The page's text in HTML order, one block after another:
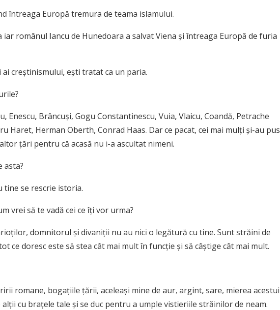
întreaga Europă tremura de teama islamului.
iar românul Iancu de Hunedoara a salvat Viena și întreaga Europă de furia
creștinismului, ești tratat ca un paria.
Enescu, Brâncuși, Gogu Constantinescu, Vuia, Vlaicu, Coandă, Petrache
Haret, Herman Oberth, Conrad Haas. Dar ce pacat, cei mai mulți și-au pus
țări pentru că acasă nu i-a ascultat nimeni.
asta?
se rescrie istoria.
vrei să te vadă cei ce îți vor urma?
domnitorul și divaniții nu au nici o legătură cu tine. Sunt străini de
ce doresc este să stea cât mai mult în funcție și să câștige cât mai mult.
romane, bogațiile țării, aceleași mine de aur, argint, sare, mierea acestui
cu brațele tale și se duc pentru a umple vistieriile străinilor de neam.